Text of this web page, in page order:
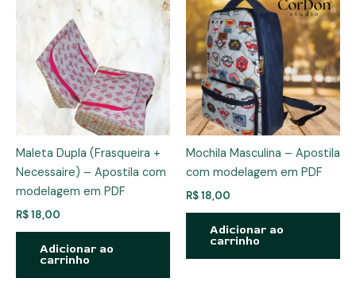
Maleta Dupla (Frasqueira +
Necessaire) – Apostila com
modelagem em PDF
R$18,00
Adicionar ao
carrinho
Mochila Masculina – Apostila
com modelagem em PDF
R$18,00
Adicionar ao
carrinho